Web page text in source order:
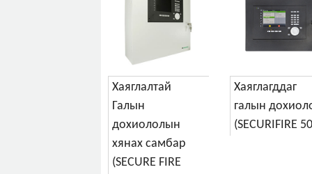
Хаяглалтай
Галын
дохиололын
хянах самбар
(SECURE FIRE
Хаяглагддаг
галын
(SECURIFIRE